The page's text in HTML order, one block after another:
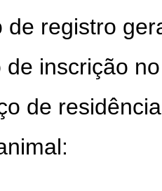
de registro
de inscrição
de